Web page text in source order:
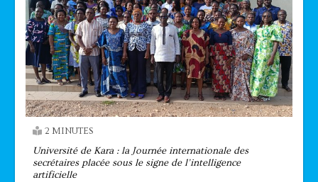
2 MINUTES
Université de Kara : la Journée internationale des
secrétaires placée sous le signe de l’intelligence
artificielle